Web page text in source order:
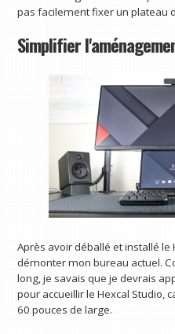
pas facilement fixer un plateau
Simplifier
Après avoir déballé et installé le
démonter mon bureau actuel.
long, je savais que je devrais
pour accueillir le Hexcal Studio,
60 pouces de large.